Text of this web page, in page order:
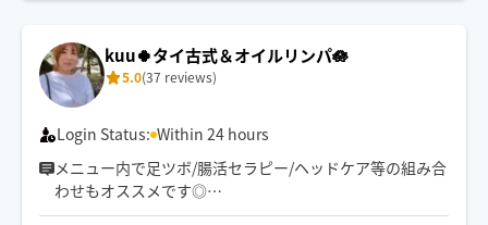
足の浮腫み
末端冷え性
お客様の身体に合った施術でメニューをご提案させて頂
きます👏
小さなお子さまやペットが居るお宅も歓迎です🐶😺
kuu🍀タイ古式＆オイルリンパ🪷
5.0(37 reviews)
Login Status: Within 24 hours
メニュー内で足ツボ/腸活セラピー/ヘッドケア等の組み合
わせもオススメです◎
ゆったりとしたリズムで心身ともリラックスしていただ